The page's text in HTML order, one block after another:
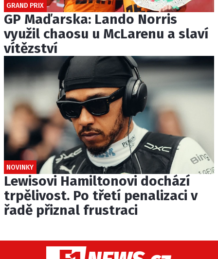
GRAND PRIX
GP Maďarska: Lando Norris
využil chaosu u McLarenu a slaví
vítězství
NOVINKY
Lewisovi Hamiltonovi dochází
trpělivost. Po třetí penalizaci v
řadě přiznal frustraci